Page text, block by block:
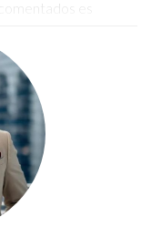
es
de una vivienda.
y preocupación,
aclarar todas tus
es que
y qué
tu carga fiscal.
su Cálculo